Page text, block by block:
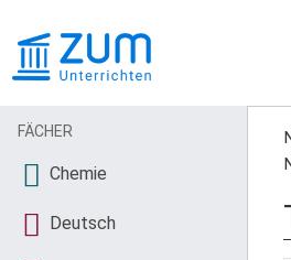
FÄCHER
Chemie
Deutsch